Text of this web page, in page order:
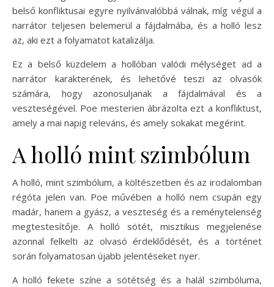
belső konfliktusai egyre nyilvánvalóbbá válnak, míg végül a
narrátor teljesen belemerül a fájdalmába, és a holló lesz
az, aki ezt a folyamatot katalizálja.
Ez a belső küzdelem a hollóban valódi mélységet ad a
narrátor karakterének, és lehetővé teszi az olvasók
számára, hogy azonosuljanak a fájdalmával és a
veszteségével. Poe mesterien ábrázolta ezt a konfliktust,
amely a mai napig releváns, és amely sokakat megérint.
A holló mint szimbólum
A holló, mint szimbólum, a költészetben és az irodalomban
régóta jelen van. Poe művében a holló nem csupán egy
madár, hanem a gyász, a veszteség és a reménytelenség
megtestesítője. A holló sötét, misztikus megjelenése
azonnal felkelti az olvasó érdeklődését, és a történet
során folyamatosan újabb jelentéseket nyer.
A holló fekete színe a sötétség és a halál szimbóluma,